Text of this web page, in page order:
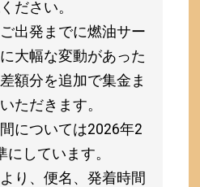
ださい。
出発までに燃油サー
大幅な変動があった
額分を追加で集金ま
ただきます。
については2026年2
にしています。
り、便名、発着時間